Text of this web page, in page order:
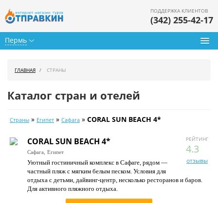
Пермь
ПОДДЕРЖКА КЛИЕНТОВ
(342) 255-42-17
Календарь туров
Цены дня
Страны
Как купить
ГЛАВНАЯ СТРАНЫ
Каталог стран и отелей
Страны » Египет » Сафага » CORAL SUN BEACH 4*
РЕЙТИНГ
4.3
отзывы
CORAL SUN BEACH 4*
Сафага, Египет
Уютный гостиничный комплекс в Сафаге, рядом —
частный пляж с мягким белым песком. Условия для
отдыха с детьми, дайвинг-центр, несколько ресторанов и баров.
Для активного пляжного отдыха.